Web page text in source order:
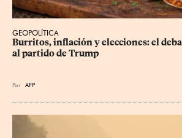
GEOPOLÍTICA
Burritos, inflación y elecciones: el
al partido de Trump
Por AFP